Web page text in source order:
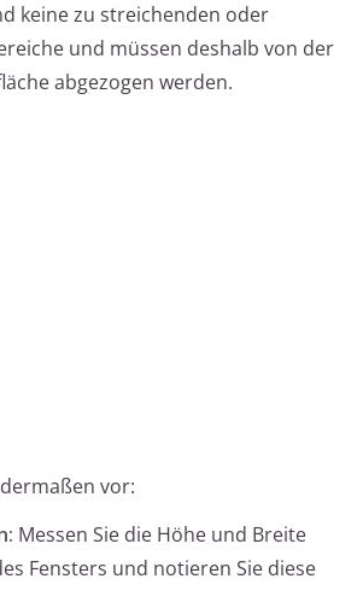
keine zu streichenden oder
und müssen deshalb von der
abgezogen werden.
vor:
Messen Sie die Höhe und Breite
Fensters und notieren Sie diese